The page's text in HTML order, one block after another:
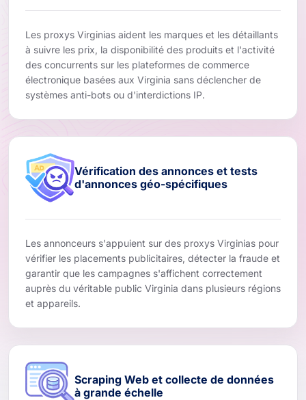
Les proxys Virginias aident les marques et les détaillants
à suivre les prix, la disponibilité des produits et l'activité
des concurrents sur les plateformes de commerce
électronique basées aux Virginia sans déclencher de
systèmes anti-bots ou d'interdictions IP.
Vérification des annonces et tests
d'annonces géo-spécifiques
Les annonceurs s'appuient sur des proxys Virginias pour
vérifier les placements publicitaires, détecter la fraude et
garantir que les campagnes s'affichent correctement
auprès du véritable public Virginia dans plusieurs régions
et appareils.
Scraping Web et collecte de données
à grande échelle